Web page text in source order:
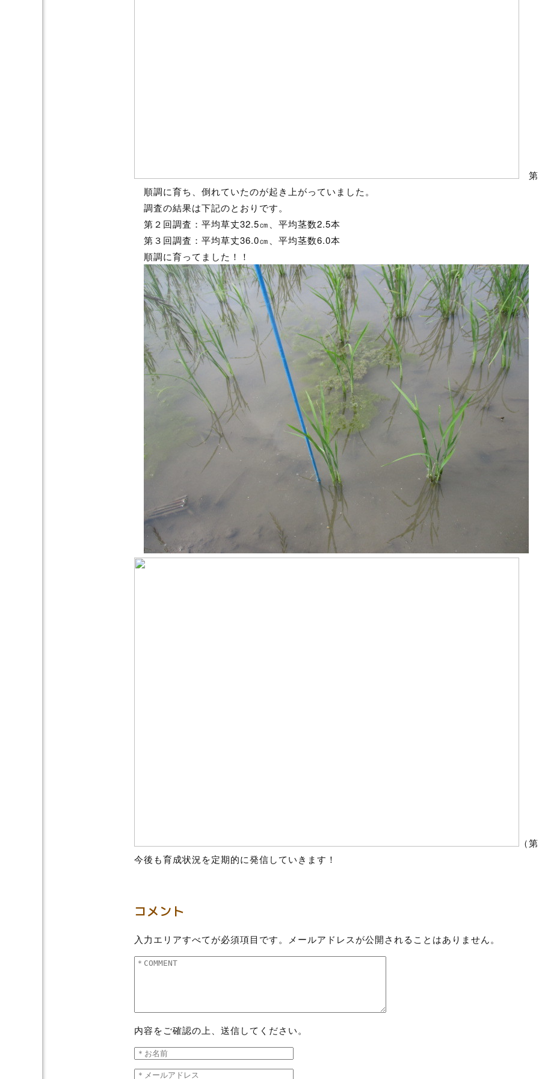
第
順調に育ち、倒れていたのが起き上がっていました。
調査の結果は下記のとおりです。
第２回調査：平均草丈32.5㎝、平均茎数2.5本
第３回調査：平均草丈36.0㎝、平均茎数6.0本
順調に育ってました！！
（
今後も育成状況を定期的に発信していきます！
コメント
入力エリアすべてが必須項目です。メールアドレスが公開されることはありません。
内容をご確認の上、送信してください。